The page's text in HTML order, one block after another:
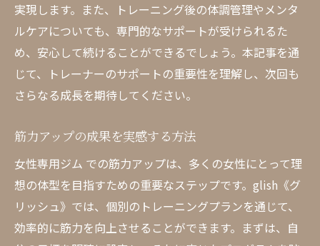
実現します。また、トレーニング後の体調管理やメンタ
ルケアについても、専門的なサポートが受けられるた
め、安心して続けることができるでしょう。本記事を通
じて、トレーナーのサポートの重要性を理解し、次回も
さらなる成長を期待してください。
筋力アップの成果を実感する方法
女性専用ジム での筋力アップは、多くの女性にとって理
想の体型を目指すための重要なステップです。glish《グ
リッシュ》では、個別のトレーニングプランを通じて、
効率的に筋力を向上させることができます。まずは、自